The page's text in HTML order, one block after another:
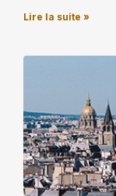
Lire la suite »